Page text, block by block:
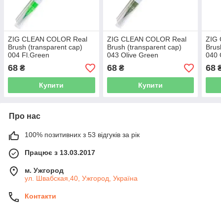
ZIG CLEAN COLOR Real
Brush (transparent cap)
004 Fl.Green
68 ₴
Купити
ZIG CLEAN COLOR Real
Brush (transparent cap)
043 Olive Green
68₴
Купити
ZIG
040
68
Про нас
100% позитивних з 53 відгуків за рік
Працює з 13.03.2017
м. Ужгород
ул. Швабская,40, Ужгород, Україна
Контакти